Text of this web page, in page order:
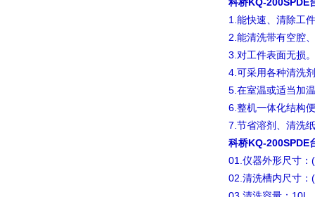
1. 能快速、清除工
2. 能清洗带有空腔
3. 对工件表面无损。
4. 可采用各种清洗
5. 在室温或适当加
6. 整机一体化结构
7. 节省溶剂、清洗
科桥KQ-200SPDE
01. 仪器外形尺寸：
02. 清洗槽内尺寸：